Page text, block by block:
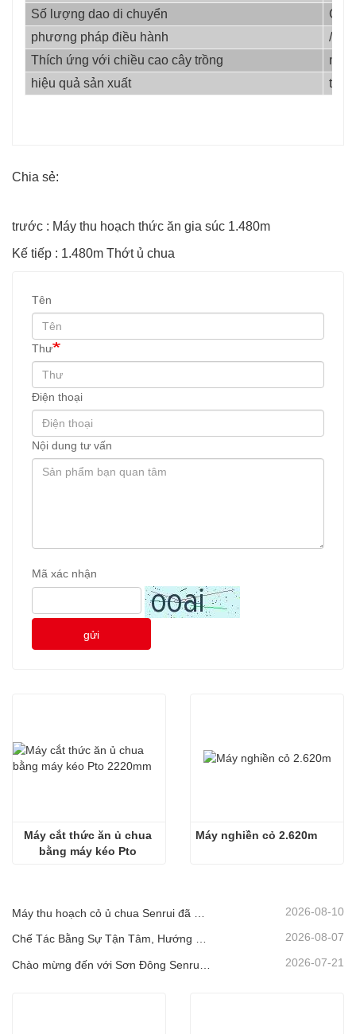
Số lượng dao di chuyển
Cái
phương pháp điều hành
/
Thích ứng với chiều cao cây trồng
mm
hiệu quả sản xuất
th
Chia sẻ:
trước : Máy thu hoạch thức ăn gia súc 1.480m
Kế tiếp : 1.480m Thớt ủ chua
Tên
Thư
Điện thoại
Nội dung tư vấn
Mã xác nhận
gửi
Máy cắt thức ăn ủ chua
bằng máy kéo Pto
Máy nghiền cỏ 2.620m
2026-08-10
Chế Tác Bằng Sự Tận Tâm, Hướng Đến Khách Hàng! Máy Thu Hoạch Ủ Chua Senrui Đang Được Xếp Hàng Và Giao Đi Với Số Lượng Lớn. 2026-08-07
2026-07-21